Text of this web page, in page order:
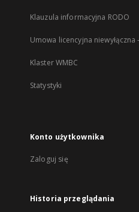
Klauzula informacyjna RODO
Umowa licencyjna niewyłączna
Klaster WMBC
Statystyki
Konto użytkownika
Zaloguj się
Historia przeglądania